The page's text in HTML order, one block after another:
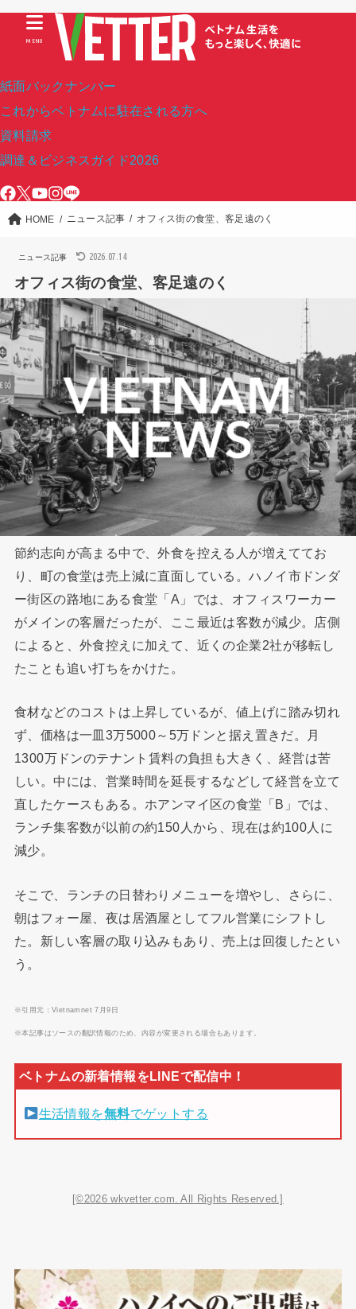
紙面バックナンバー
これからベトナムに駐在される方へ
資料請求
調達＆ビジネスガイド2026
MENU
HOME ニュース記事 オフィス街の食堂、客足遠のく
ニュース記事 2026.07.14
オフィス街の食堂、客足遠のく
節約志向が高まる中で、外食を控える人が増えててお
り、町の食堂は売上減に直面している。ハノイ市ドンダ
ー街区の路地にある食堂「A」では、オフィスワーカー
がメインの客層だったが、ここ最近は客数が減少。店側
によると、外食控えに加えて、近くの企業2社が移転し
たことも追い打ちをかけた。
食材などのコストは上昇しているが、値上げに踏み切れ
ず、価格は一皿3万5000～5万ドンと据え置きだ。月
1300万ドンのテナント賃料の負担も大きく、経営は苦
しい。中には、営業時間を延長するなどして経営を立て
直したケースもある。ホアンマイ区の食堂「B」では、
ランチ集客数が以前の約150人から、現在は約100人に
減少。
そこで、ランチの日替わりメニューを増やし、さらに、
朝はフォー屋、夜は居酒屋としてフル営業にシフトし
た。新しい客層の取り込みもあり、売上は回復したとい
う。
※引用元：Vietnamnet 7月9日
※本記事はソースの翻訳情報のため、内容が変更される場合もあります。
生活情報を無料でゲットする
[©2026 wkvetter.com. All Rights Reserved.]